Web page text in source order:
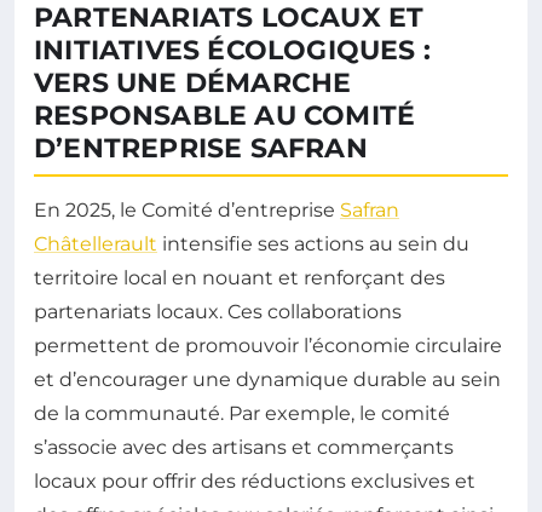
PARTENARIATS LOCAUX ET
INITIATIVES ÉCOLOGIQUES :
VERS UNE DÉMARCHE
RESPONSABLE AU COMITÉ
D’ENTREPRISE SAFRAN
En 2025, le Comité d’entreprise Safran
Châtellerault intensifie ses actions au sein du
territoire local en nouant et renforçant des
partenariats locaux. Ces collaborations
permettent de promouvoir l’économie circulaire
et d’encourager une dynamique durable au sein
de la communauté. Par exemple, le comité
s’associe avec des artisans et commerçants
locaux pour offrir des réductions exclusives et